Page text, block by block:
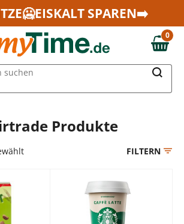
SPAREN➡️
0,00 €
0
suchen
Produkte
FILTERN